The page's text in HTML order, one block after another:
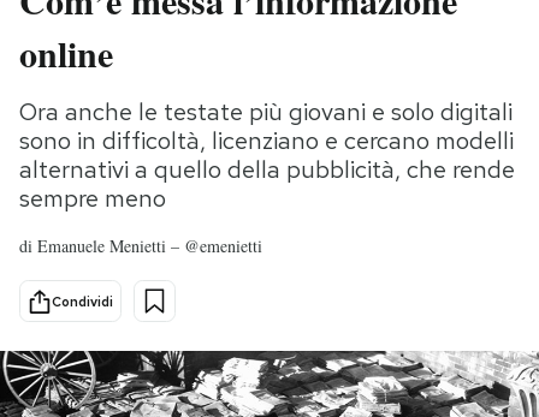
Politica
Tecnologia
Internet
Scienza
Cultura
Economia
Sport
Storie/Idee
Ok Boomer!
Media
PODCAST
online
Ora anche le testate più giovani e solo digitali
sono in difficoltà, licenziano e cercano modelli
alternativi a quello della pubblicità, che rende
sempre meno
di Emanuele Menietti – @emenietti
Condividi